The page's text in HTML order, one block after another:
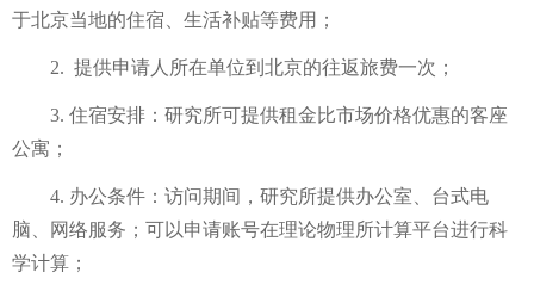
于北京当地的住宿、生活补贴等费用；
2. 提供申请人所在单位到北京的往返旅费一次；
3. 住宿安排：研究所可提供租金比市场价格优惠的客座
公寓；
4. 办公条件：访问期间，研究所提供办公室、台式电
脑、网络服务；可以申请账号在理论物理所计算平台进行科
学计算；